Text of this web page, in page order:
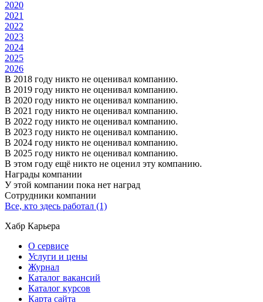
2020
2021
2022
2023
2024
2025
2026
В 2018 году никто не оценивал компанию.
В 2019 году никто не оценивал компанию.
В 2020 году никто не оценивал компанию.
В 2021 году никто не оценивал компанию.
В 2022 году никто не оценивал компанию.
В 2023 году никто не оценивал компанию.
В 2024 году никто не оценивал компанию.
В 2025 году никто не оценивал компанию.
В этом году ещё никто не оценил эту компанию.
Награды компании
У этой компании пока нет наград
Сотрудники компании
Все, кто здесь работал (1)
Хабр Карьера
О сервисе
Услуги и цены
Журнал
Каталог вакансий
Каталог курсов
Карта сайта